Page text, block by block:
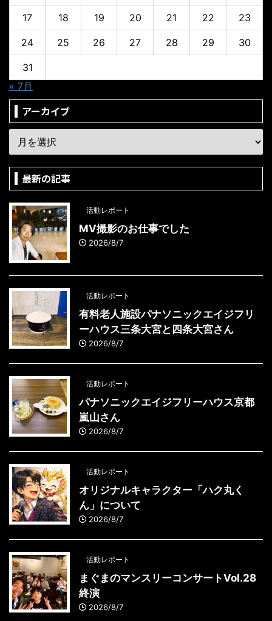
17 18 19 20 21 22 23
24 25 26 27 28 29 30
31
« 7月
アーカイブ
最新の記事
活動レポート
MV撮影のお仕事でした
2026/8/7
活動レポート
有料老人施設パナソニックエイジフリ
ーハウス三条大宮と四条大宮さん
2026/8/7
活動レポート
パナソニックエイジフリーハウス京都
嵐山さん
2026/8/7
活動レポート
オリジナルキャラクター「ハク丸く
ん」について
2026/8/7
活動レポート
まぐまのマンスリーコンサートVol.28
終演
2026/8/7